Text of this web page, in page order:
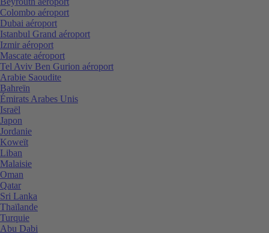
Colombo aéroport
Dubai aéroport
Istanbul Grand aéroport
Izmir aéroport
Mascate aéroport
Tel Aviv Ben Gurion aéroport
Arabie Saoudite
Bahreïn
Émirats Arabes Unis
Israël
Japon
Jordanie
Koweït
Liban
Malaisie
Oman
Qatar
Sri Lanka
Thaïlande
Turquie
Abu Dabi